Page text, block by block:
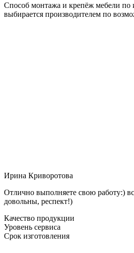
Способ монтажа и крепёж мебели по
выбирается производителем по
Ирина Криворотова
Отлично выполняете свою работу:)
довольны, респект!)
Качество продукции
Уровень сервиса
Срок изготовления